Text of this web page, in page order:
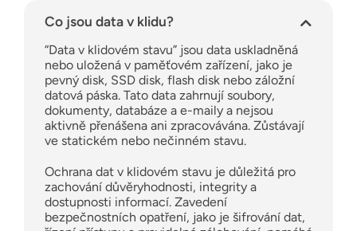
Co jsou data v klidu?
“Data v klidovém stavu” jsou data uskladněná
nebo uložená v paměťovém zařízení, jako je
pevný disk, SSD disk, flash disk nebo záložní
datová páska. Tato data zahrnují soubory,
dokumenty, databáze a e-maily a nejsou
aktivně přenášena ani zpracovávána. Zůstávají
ve statickém nebo nečinném stavu.
Ochrana dat v klidovém stavu je důležitá pro
zachování důvěryhodnosti, integrity a
dostupnosti informací. Zavedení
bezpečnostních opatření, jako je šifrování dat,